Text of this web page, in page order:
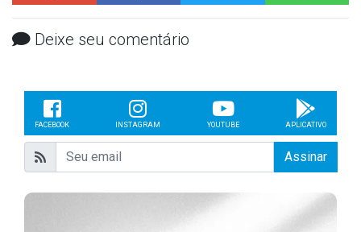
Deixe seu comentário
FACEBOOK INSTAGRAM YOUTUBE APLICATIVO
Assinar